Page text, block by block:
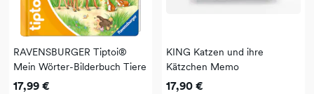
RAVENSBURGER Tiptoi®
Mein Wörter-Bilderbuch Tiere
17,99 €
KING Katzen und ihre
Kätzchen Memo
17,90 €